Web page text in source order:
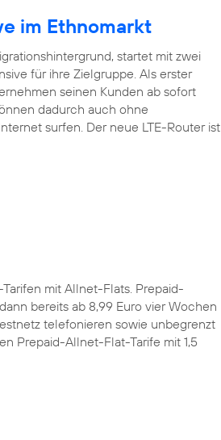
im Ethnomarkt
startet mit zwei
für ihre Zielgruppe. Als erster
seinen Kunden ab sofort
dadurch auch ohne
surfen. Der neue LTE-Router ist
mit Allnet-Flats. Prepaid-
bereits ab 8,99 Euro vier Wochen
telefonieren sowie unbegrenzt
Prepaid-Allnet-Flat-Tarife mit 1,5